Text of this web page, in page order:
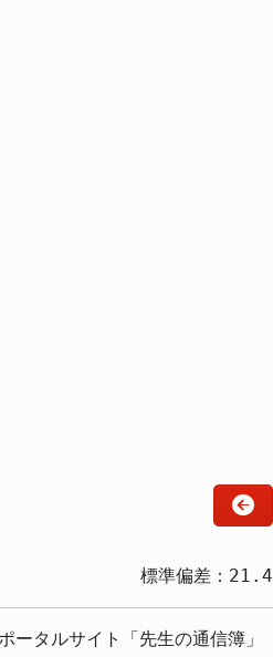
標準偏差：21.4
タルサイト「先生の通信簿」